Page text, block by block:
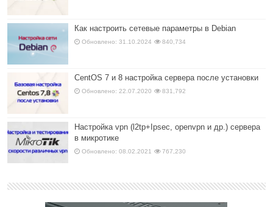
Как настроить сетевые параметры в Debian
Обновлено: 31.10.2024 840,734
CentOS 7 и 8 настройка сервера после установки
Обновлено: 22.07.2020 831,792
Настройка vpn (l2tp+Ipsec, openvpn и др.) сервера
в микротике
Обновлено: 08.02.2021 767,230